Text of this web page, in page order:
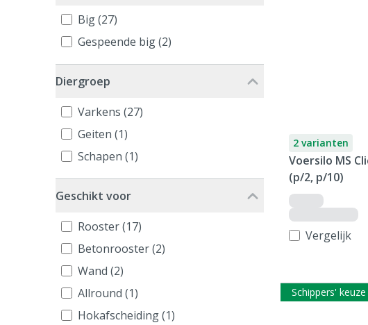
Big (27)
Gespeende big (2)
Diergroep
Varkens (27)
Geiten (1)
Schapen (1)
Geschikt voor
Rooster (17)
Betonrooster (2)
Wand (2)
Allround (1)
Hokafscheiding (1)
2 varianten
Voersilo MS
(p/2, p/10)
Vergelijk
Schippers' keuze